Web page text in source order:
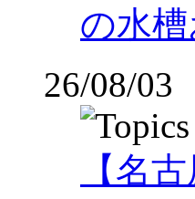
の水
26/08/03
【名